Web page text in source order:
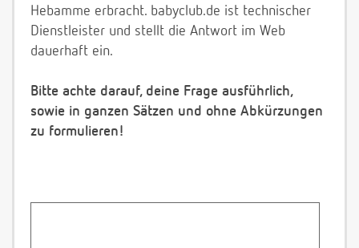
Hebamme erbracht. babyclub.de ist technischer
Dienstleister und stellt die Antwort im Web
dauerhaft ein.
Bitte achte darauf, deine Frage ausführlich,
sowie in ganzen Sätzen und ohne Abkürzungen
zu formulieren!